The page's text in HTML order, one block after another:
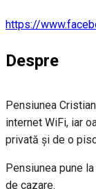
https://
Despre
Pensiunea
internet WiFi, iar
privată şi de o
Pensiunea pune
de cazare.